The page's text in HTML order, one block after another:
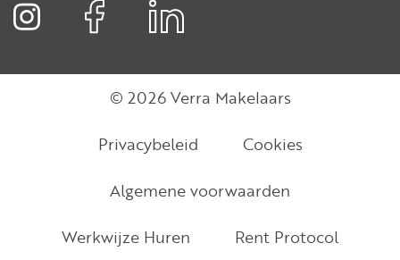
© 2026 Verra Makelaars
Privacybeleid
Cookies
Algemene voorwaarden
Werkwijze Huren
Rent Protocol